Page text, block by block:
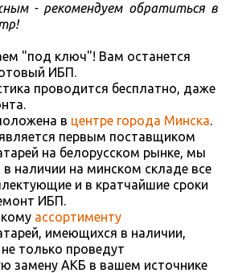
- рекомендуем обратиться в
"под ключ"! Вам останется
ИБП.
проводится бесплатно, даже
в центре города Минска.
первым поставщиком
на белорусском рынке, мы
наличии на минском складе все
и в кратчайшие сроки
ИБП.
ассортименту
имеющихся в наличии,
только проведут
замену АКБ в вашем источнике